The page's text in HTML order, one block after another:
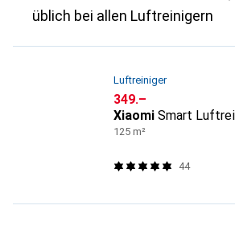
üblich bei allen Luftreinigern
Luftreiniger
CHF
349.–
Xiaomi Smart
125 m²
44